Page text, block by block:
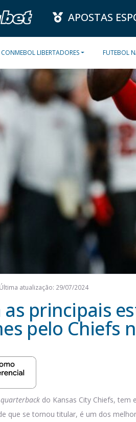
APOSTAS
CONMEBOL LIBERTADORES FUTEBOL
Última atualização: 29/07/2024
principais
pelo Chiefs
quarterback do Kansas City Chiefs, tem
que se tornou titular, é um dos